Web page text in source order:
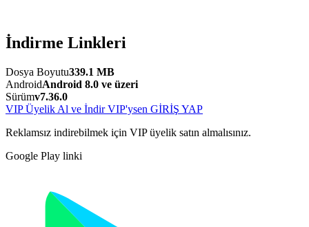
İndirme Linkleri
Dosya Boyutu339.1 MB
AndroidAndroid 8.0 ve üzeri
Sürümv7.36.0
VIP Üyelik Al ve İndir VIP'ysen GİRİŞ YAP
Reklamsız indirebilmek için VIP üyelik satın almalısınız.
Google Play linki